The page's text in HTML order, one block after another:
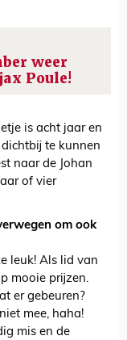
weer
Poule!
is acht jaar en
te kunnen
naar de Johan
of vier
om ook
leuk! Als lid van
mooie prijzen.
er gebeuren?
mee, haha!
mis en de